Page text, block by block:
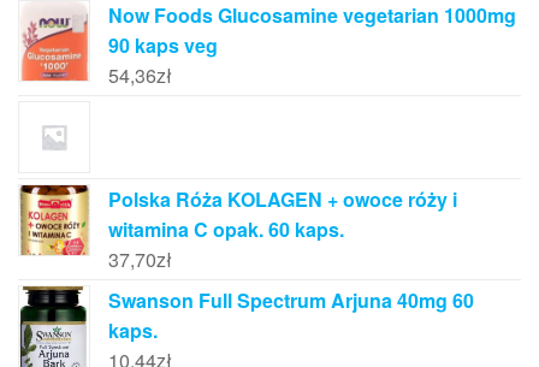
Now Foods Glucosamine vegetarian 1000mg
90 kaps veg
54,36zł
Polska Róża KOLAGEN + owoce róży i
witamina C opak. 60 kaps.
37,70zł
Swanson Full Spectrum Arjuna 40mg 60
kaps.
10,44zł